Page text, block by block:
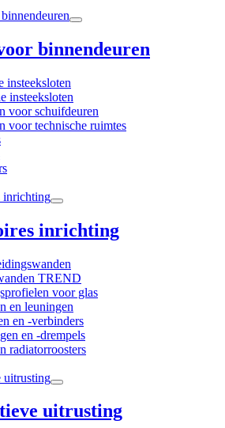
binnendeuren
insteeksloten
insteeksloten
voor schuifdeuren
voor technische ruimtes
inrichting
inrichting
TREND
voor glas
en leuningen
en -verbinders
en -drempels
radiatorroosters
uitrusting
uitrusting